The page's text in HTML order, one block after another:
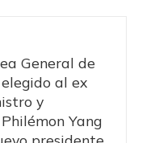
General de
al ex
y
Yang